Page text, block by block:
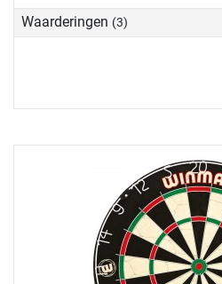
Waarderingen (3)